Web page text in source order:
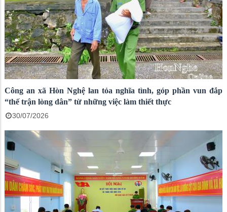
Công an xã Hòn Nghệ lan tỏa nghĩa tình, góp phần vun đắp
“thế trận lòng dân” từ những việc làm thiết thực
30/07/2026